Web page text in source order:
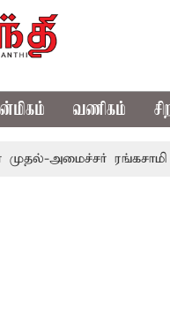
வணிகம்
ரங்கசாமி